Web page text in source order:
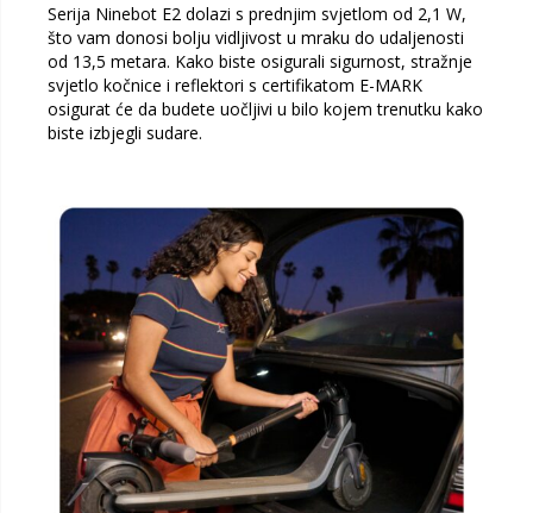
Serija Ninebot E2 dolazi s prednjim svjetlom od 2,1 W,
što vam donosi bolju vidljivost u mraku do udaljenosti
od 13,5 metara. Kako biste osigurali sigurnost, stražnje
svjetlo kočnice i reflektori s certifikatom E-MARK
osigurat će da budete uočljivi u bilo kojem trenutku kako
biste izbjegli sudare.